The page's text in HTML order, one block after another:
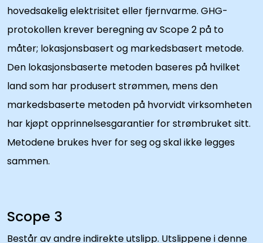
hovedsakelig elektrisitet eller fjernvarme. GHG-
protokollen krever beregning av Scope 2 på to
måter; lokasjonsbasert og markedsbasert metode.
Den lokasjonsbaserte metoden baseres på hvilket
land som har produsert strømmen, mens den
markedsbaserte metoden på hvorvidt virksomheten
har kjøpt opprinnelsesgarantier for strømbruket sitt.
Metodene brukes hver for seg og skal ikke legges
sammen.
Scope 3
Består av andre indirekte utslipp. Utslippene i denne